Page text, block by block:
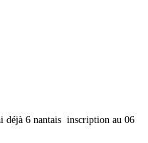
déjà 6 nantais inscription au 06